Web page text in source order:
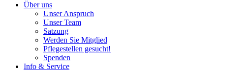
Über uns
Unser Anspruch
Unser Team
Satzung
Werden Sie Mitglied
Pflegestellen gesucht!
Spenden
Info & Service